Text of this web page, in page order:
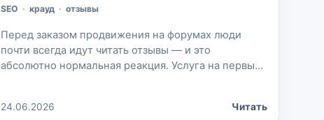
SEO · крауд · отзывы
Перед заказом продвижения на форумах люди
почти всегда идут читать отзывы — и это
абсолютно нормальная реакция. Услуга на первый
именно в этой «простоте» чаще всего и прячутся
24.06.2026 Читать